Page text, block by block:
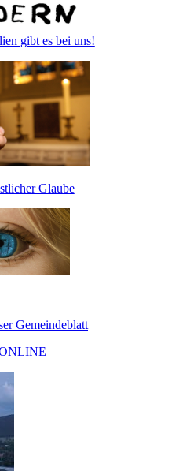
gibt es bei uns!
Glaube
Gemeindeblatt